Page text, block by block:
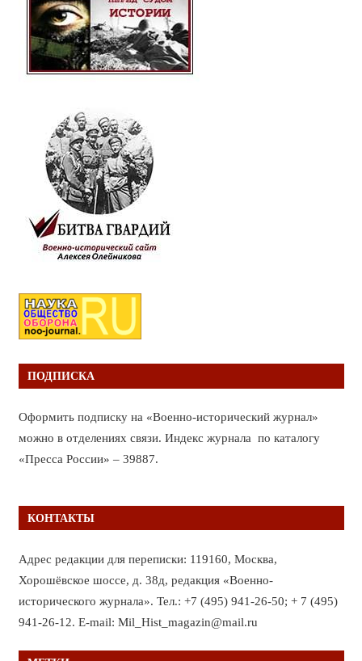
ПОДПИСКА
Оформить подписку на «Военно-исторический журнал»
можно в отделениях связи. Индекс журнала по каталогу
«Пресса России» – 39887.
КОНТАКТЫ
Адрес редакции для переписки: 119160, Москва,
Хорошёвское шоссе, д. 38д, редакция «Военно-
исторического журнала». Тел.: +7 (495) 941-26-50; + 7 (495)
941-26-12. E-mail: Mil_Hist_magazin@mail.ru